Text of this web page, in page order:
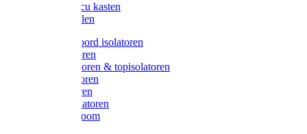
Metalen accu kasten
Zonnepanelen
Draad & koord isolatoren
Ringisolatoren
Extra isolatoren & topisolatoren
Hoekisolatoren
Lintisolatoren
Afstandisolatoren
Isolatorenboom